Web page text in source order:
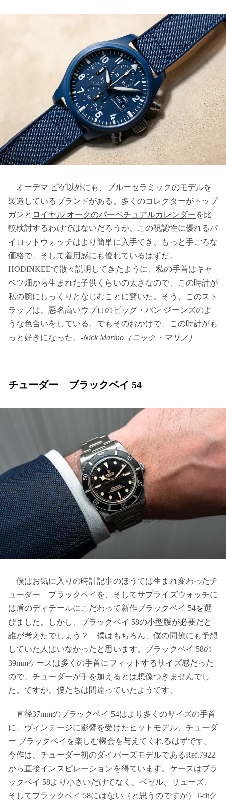
オーデマ ピゲ以外にも、ブルーセラミックのモデルを
製造しているブランドがある。多くのコレクターがトップ
ガンと ロイヤル オークのパーペチュアルカレンダーを比
較検討するわけではないだろうが、この視認性に優れるパ
イロットウォッチはより簡単に入手でき、もっと手ごろな
価格で、そして着用感にも優れているはずだ。
HODINKEEで散々説明してきた ように、私の手首はキャ
ベツ畑から生まれた子供くらいの太さなので、この時計が
私の腕にしっくりとなじむことに驚いた。そう、このスト
ラップは、悪名高いウブロのビッグ・バン ジーンズのよ
うな色合いをしている。でもそのおかげで、この時計がも
っと好きになった。-Nick Marino（ニック・マリノ）
チューダー ブラックベイ 54
僕はお気に入りの時計記事のほうでは生まれ変わったチ
ューダー ブラックベイを、そしてサプライズウォッチに
は盾のディテールにこだわって新作ブラックベイ 54を選
びました。しかし、ブラックベイ 58の小型版が必要だと
誰が考えたでしょう？ 僕はもちろん、僕の同僚にも予想
していた人はいなかったと思います。ブラックベイ 58の
39mmケースは多くの手首にフィットするサイズ感だった
ので、チューダーが手を加えるとは想像つきませんでし
た。ですが、僕たちは間違っていたようです。
直径37mmのブラックベイ 54はより多くのサイズの手首
に、ヴィンテージに影響を受けたヒットモデル、チューダ
ー ブラックベイを楽しむ機会を与えてくれるはずです。
今作は、チューダー初のダイバーズモデルであるRef.7922
から直接インスピレーションを得ています。ケースはブラ
ックベイ 58より小さいだけでなく、ベゼル、リューズ、
そしてブラックベイ 58にはない（と思うのですが）T-fitク